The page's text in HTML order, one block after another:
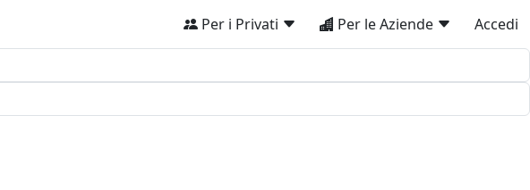
Per i Privati Per le Aziende Accedi